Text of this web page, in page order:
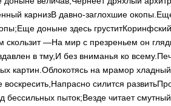
карнизВ давно-заглохшие окопы.
Еще доныне здесь грустит
скользит —На мир с презреньем он
в тму, И без вниманья ко всему.
картин. Облокотясь на мрамор хладный,
Напрасно силится развить
бессильных пыток;Везде читает